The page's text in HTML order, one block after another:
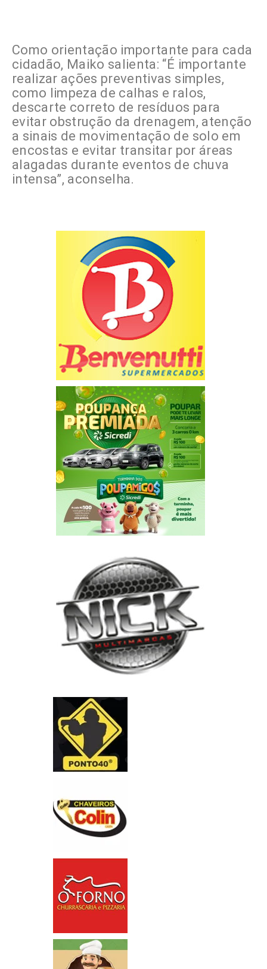
Como orientação importante para cada
cidadão, Maiko salienta: “É importante
realizar ações preventivas simples,
como limpeza de calhas e ralos,
descarte correto de resíduos para
evitar obstrução da drenagem, atenção
a sinais de movimentação de solo em
encostas e evitar transitar por áreas
alagadas durante eventos de chuva
intensa”, aconselha.